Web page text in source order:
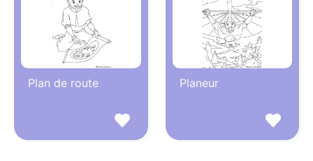
Plan de route Planeur